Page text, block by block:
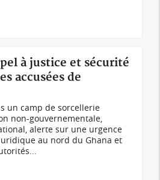
à justice et sécurité
accusées de
un camp de sorcellerie
non-gouvernementale,
alerte sur une urgence
au nord du Ghana et